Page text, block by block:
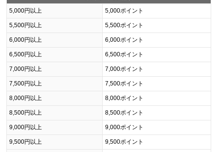
5,000円以上 5,000ポイント
5,500円以上 5,500ポイント
6,000円以上 6,000ポイント
6,500円以上 6,500ポイント
7,000円以上 7,000ポイント
7,500円以上 7,500ポイント
8,000円以上 8,000ポイント
8,500円以上 8,500ポイント
9,000円以上 9,000ポイント
9,500円以上 9,500ポイント